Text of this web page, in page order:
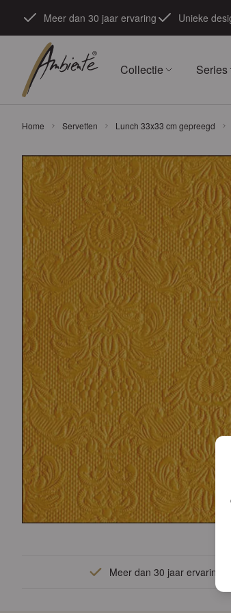
Meer dan 30 jaar ervaring Unieke
Collectie Series
Home Servetten Lunch 33x33 cm gepreegd
Meer dan 30 jaar ervaring